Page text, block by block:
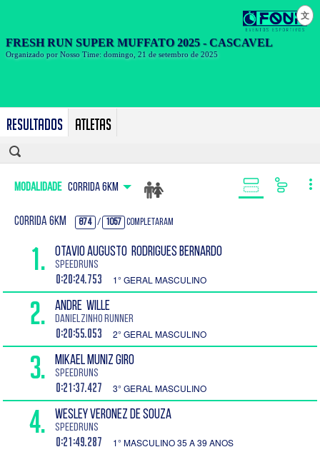
Resultados Atletas
文
Modalidade CORRIDA 6KM
CORRIDA 6KM 874 / 1057 Completaram
1. OTAVIO AUGUSTO Rodrigues Bernardo
SPEEDRUNS
0:20:24.753 1° GERAL MASCULINO
2. ANDRE Wille
Danielzinho Runner
0:20:55.053 2° GERAL MASCULINO
3. MIKAEL Muniz Giro
SPEEDRUNS
0:21:37.427 3° GERAL MASCULINO
4. WESLEY VERONEZ DE SOUZA
SPEEDRUNS
0:21:49.287 1° MASCULINO 35 A 39 ANOS